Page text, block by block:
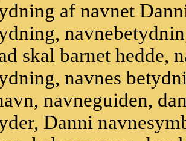
af navnet
skal barnet hedde,
navnes
navneguiden,
Danni